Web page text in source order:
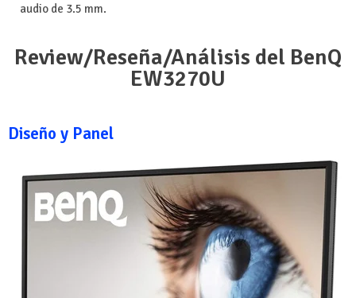
audio de 3.5 mm.
Review/Reseña/Análisis del BenQ
EW3270U
Diseño y Panel